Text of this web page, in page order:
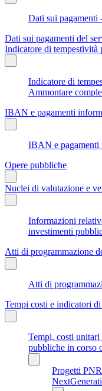
Dati sui pagamenti
Dati sui pagamenti del
Indicatore di tempestività
Indicatore di
Ammontare
IBAN e pagamenti
IBAN e pagamenti
Opere pubbliche
Nuclei di valutazione e
Informazioni
investimenti
Atti di programmazione
Atti di
Tempi costi e indicatori
Tempi, costi
pubbliche in corso
Progetti